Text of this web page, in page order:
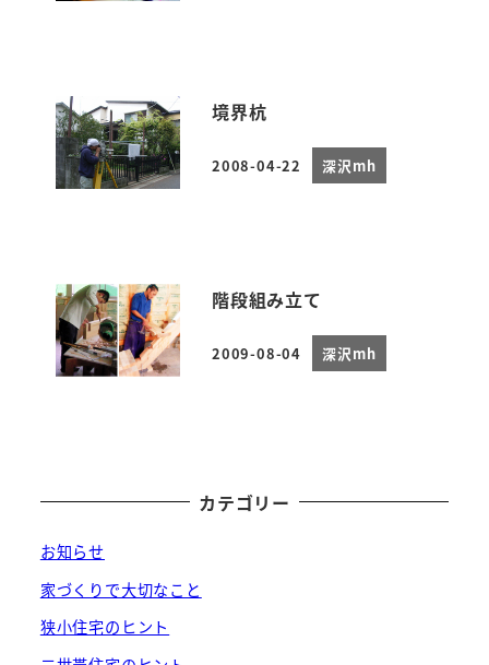
境界杭
投稿日
2008-04-22 深沢mh
階段組み立て
投稿日
2009-08-04 深沢mh
カテゴリー
お知らせ
家づくりで大切なこと
狭小住宅のヒント